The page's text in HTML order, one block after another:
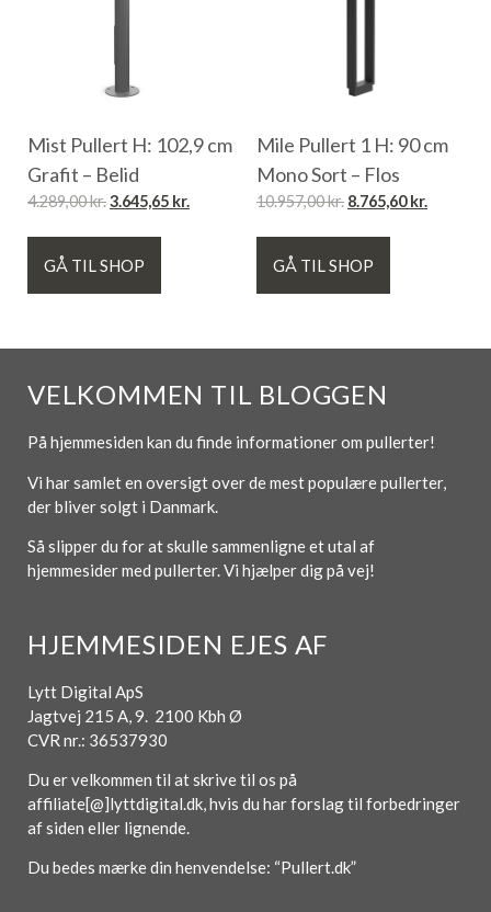
Mist Pullert H: 102,9 cm
Grafit – Belid
4.289,00kr.3.645,65 kr.
GÅ TIL SHOP
Mile Pullert 1 H: 90 cm
Mono Sort – Flos
10.957,00kr. 8.765,60kr.
GÅ TIL SHOP
VELKOMMEN TIL BLOGGEN
På hjemmesiden kan du finde informationer om pullerter!
Vi har samlet en oversigt over de mest populære pullerter,
der bliver solgt i Danmark.
Så slipper du for at skulle sammenligne et utal af
hjemmesider med pullerter. Vi hjælper dig på vej!
HJEMMESIDEN EJES AF
Lytt Digital ApS
Jagtvej 215 A, 9. 2100 Kbh Ø
CVR nr.: 36537930
Du er velkommen til at skrive til os på
affiliate[@]lyttdigital.dk, hvis du har forslag til forbedringer
af siden eller lignende.
Du bedes mærke din henvendelse: “Pullert.dk”